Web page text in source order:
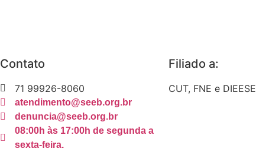
Contato
71 99926-8060
atendimento@seeb.org.br
denuncia@seeb.org.br
08:00h às 17:00h de segunda a
sexta-feira.
Filiado a:
CUT, FNE e DIEESE